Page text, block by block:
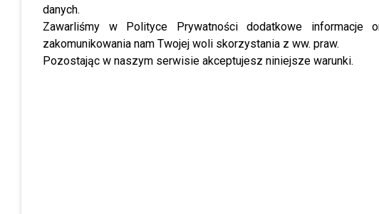
danych.
Zawarliśmy w Polityce Prywatności dodatkowe informacje
zakomunikowania nam Twojej woli skorzystania z ww. praw.
Pozostając w naszym serwisie akceptujesz niniejsze warunki.